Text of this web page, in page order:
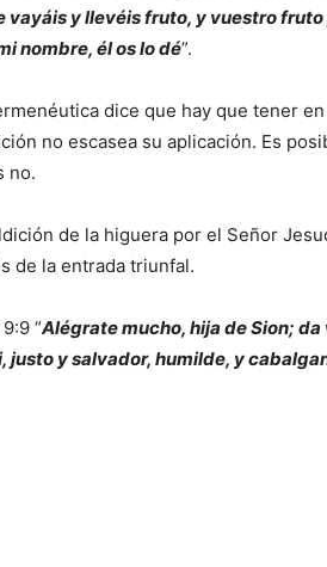
vayáis y llevéis fruto, y vuestro
nombre, él os lo dé”.
dice que hay que tener
no escasea su aplicación. Es
no.
de la higuera por el Señor
de la entrada triunfal.
“Alégrate mucho, hija de Sion;
justo y salvador, humilde, y